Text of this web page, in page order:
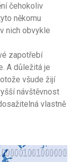
čehokoliv
někomu
nich obvykle
zapotřebí
A důležitá je
všude žijí
návštěvnost
vlastně